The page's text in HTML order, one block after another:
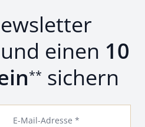
einen 10
** sichern
E-Mail-Adresse *